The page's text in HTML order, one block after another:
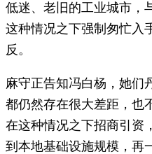
低迷、老旧的工业城市，
这种情况之下强制匆忙入
反。
麻守正告知冯白杨，她们
都仍然存在很大差距，也
在这种情况之下招商引资
到本地基础设施规模，再